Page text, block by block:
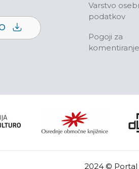
Varstvo
podatkov
Pogoji za
komentiranje
2024 ©